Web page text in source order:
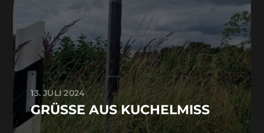
13. JULI 2024
GRÜSSE AUS KUCHELMISS